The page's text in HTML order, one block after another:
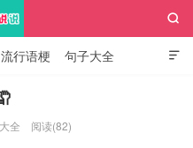

流行语梗 句子大全

全 阅读(82)